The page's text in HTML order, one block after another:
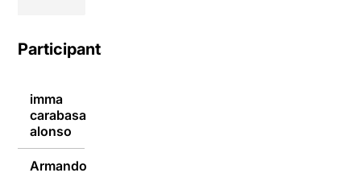
Participants
imma
carabasa
alonso
Armando